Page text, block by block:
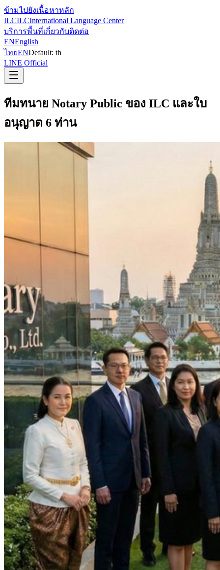
ข้ามไปยังเนื้อหาหลัก
ILCILCInternational Language Center
บริการพื้นที่เกี่ยวกับติดต่อ
ENEnglish
ไทยENDefault: th
LINE Official
ทีมทนาย Notary Public ของ ILC และใบ
อนุญาต 6 ท่าน